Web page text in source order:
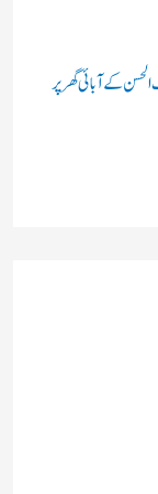
کے آبائی گھر پر